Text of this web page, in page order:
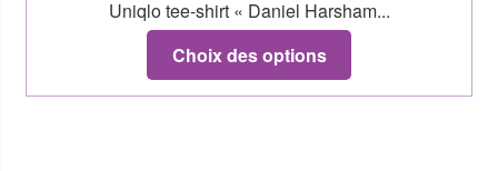
Uniqlo tee-shirt « Daniel Harsham...
Choix des options